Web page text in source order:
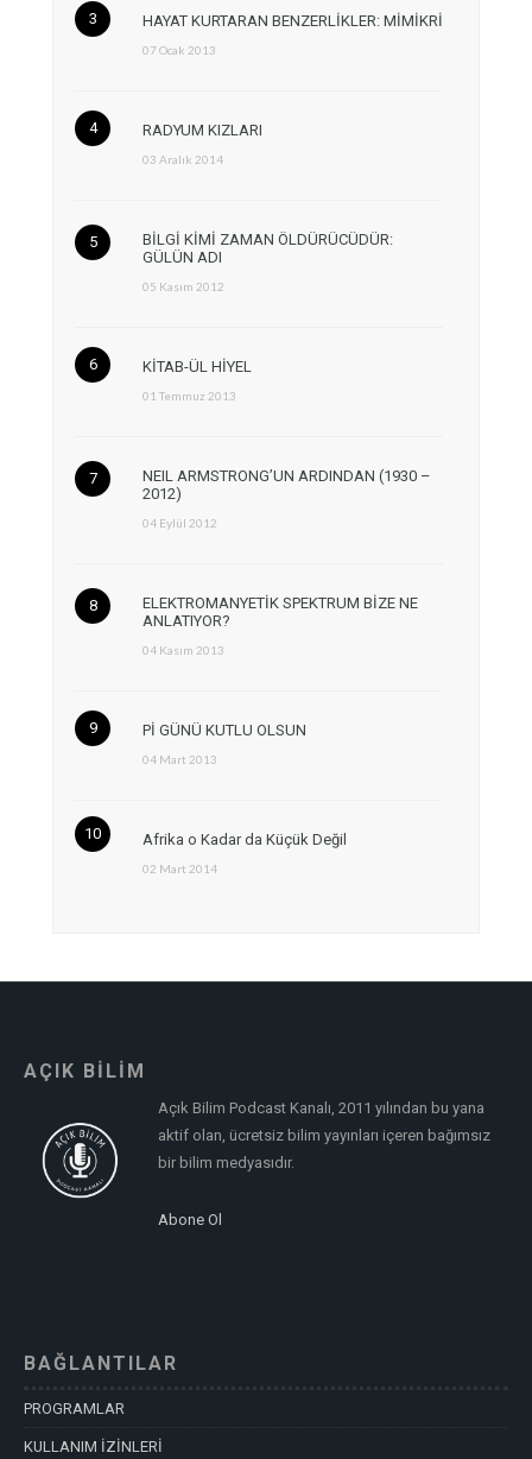
HAYAT KURTARAN BENZERLİKLER: MİMİKRİ
07 Ocak 2013
RADYUM KIZLARI
03 Aralık 2014
BİLGİ KİMİ ZAMAN ÖLDÜRÜCÜDÜR:
GÜLÜN ADI
05 Kasım 2012
KİTAB-ÜL HİYEL
01 Temmuz 2013
NEIL ARMSTRONG’UN ARDINDAN (1930 –
2012)
04 Eylül 2012
ELEKTROMANYETİK SPEKTRUM BİZE NE
ANLATIYOR?
04 Kasım 2013
Pİ GÜNÜ KUTLU OLSUN
04 Mart 2013
Afrika o Kadar da Küçük Değil
02 Mart 2014
AÇIK BİLİM
Açık Bilim Podcast Kanalı, 2011 yılından bu yana
aktif olan, ücretsiz bilim yayınları içeren bağımsız
bir bilim medyasıdır.
Abone Ol
BAĞLANTILAR
PROGRAMLAR
KULLANIM İZİNLERİ